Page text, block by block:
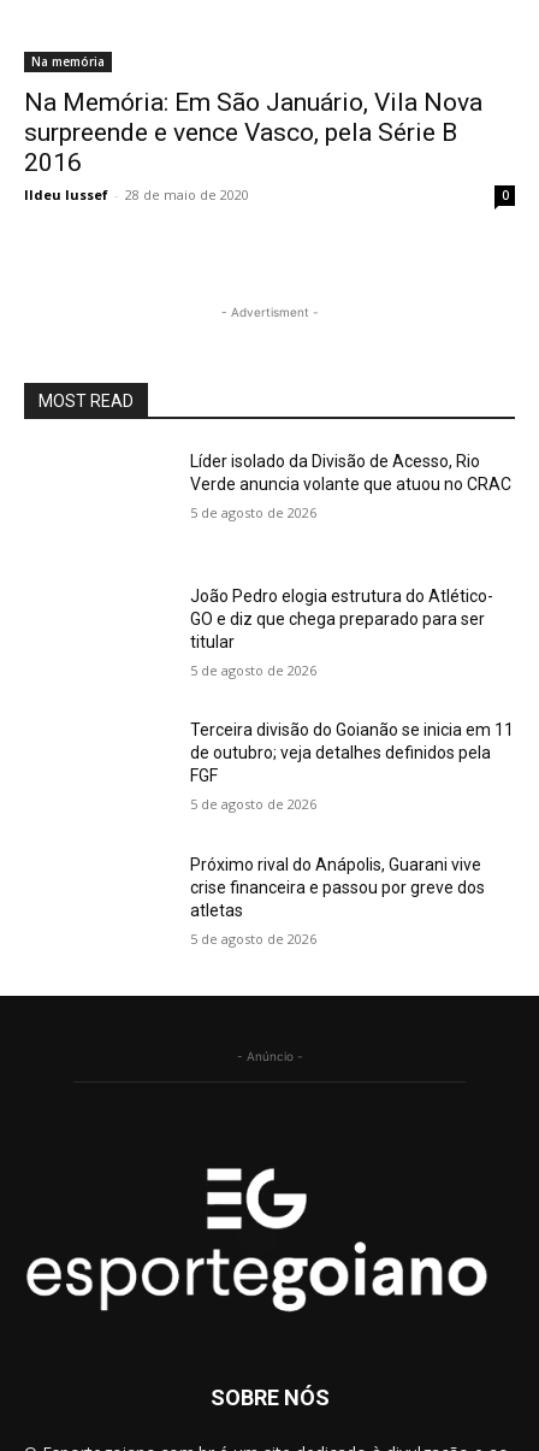
Na memória
Na Memória: Em São Januário, Vila Nova
surpreende e vence Vasco, pela Série B
2016
Ildeu Iussef - 28 de maio de 2020 0
- Advertisment -
MOST READ
Líder isolado da Divisão de Acesso, Rio
Verde anuncia volante que atuou no CRAC
5 de agosto de 2026
João Pedro elogia estrutura do Atlético-
GO e diz que chega preparado para ser
titular
5 de agosto de 2026
Terceira divisão do Goianão se inicia em 11
de outubro; veja detalhes definidos pela
FGF
5 de agosto de 2026
Próximo rival do Anápolis, Guarani vive
crise financeira e passou por greve dos
atletas
5 de agosto de 2026
- Anúncio -
SOBRE NÓS